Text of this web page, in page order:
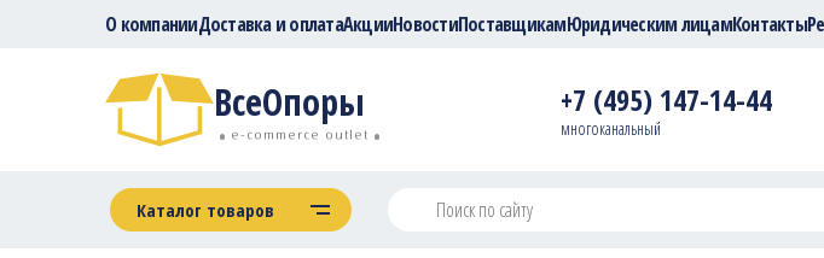
О компанииДоставка и оплатаАкцииНовостиПоставщикамЮридическим лицамКонтакты
ВсеОпоры
e-commerce outlet
+7 (495) 147-14-44
многоканальный
Каталог товаров